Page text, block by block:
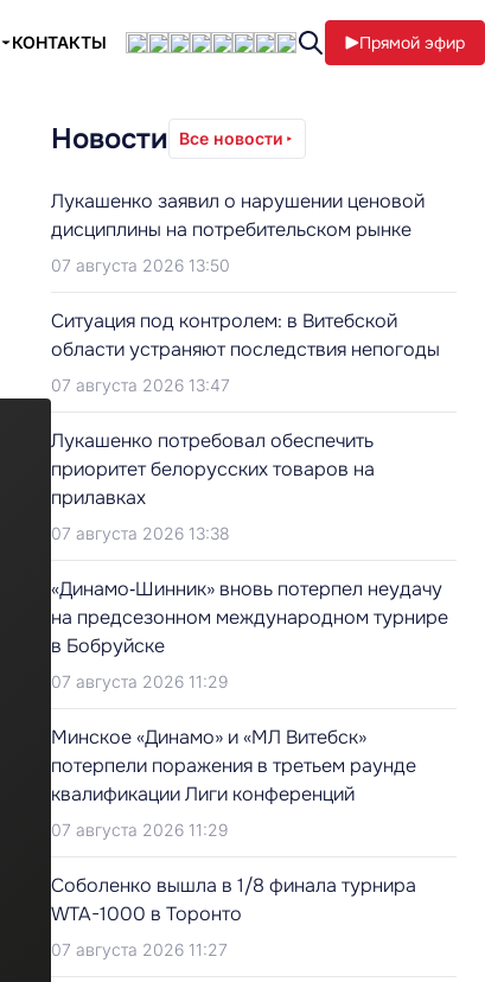
КОНТАКТЫ Прямой эфир
Новости Все новости
Лукашенко заявил о нарушении ценовой
дисциплины на потребительском рынке
07 августа 2026 13:50
Ситуация под контролем: в Витебской
области устраняют последствия непогоды
07 августа 2026 13:47
Лукашенко потребовал обеспечить
приоритет белорусских товаров на
прилавках
07 августа 2026 13:38
«Динамо‑Шинник» вновь потерпел неудачу
на предсезонном международном турнире
в Бобруйске
07 августа 2026 11:29
Минское «Динамо» и «МЛ Витебск»
потерпели поражения в третьем раунде
квалификации Лиги конференций
07 августа 2026 11:29
Соболенко вышла в 1/8 финала турнира
WTA-1000 в Торонто
07 августа 2026 11:27